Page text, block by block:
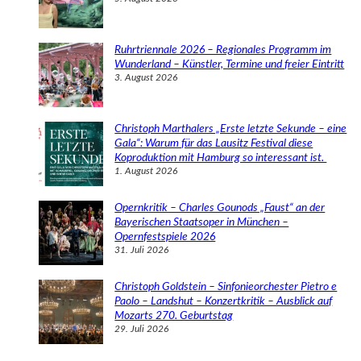
Ruhrtriennale 2026 – Regionales Programm im
Wunderland – Künstler, Termine und freier Eintritt
3. August 2026
Christoph Marthalers „Erste letzte Sekunde – eine
Gala“: Warum für das Lausitz Festival diese
Koproduktion mit Hamburg so interessant ist.
1. August 2026
Opernkritik – Charles Gounods „Faust“ an der
Bayerischen Staatsoper in München –
Opernfestspiele 2026
31. Juli 2026
Christoph Goldstein – Sinfonieorchester Pietro e
Paolo – Landshut – Konzertkritik – Ausblick auf
Mozarts 270. Geburtstag
29. Juli 2026